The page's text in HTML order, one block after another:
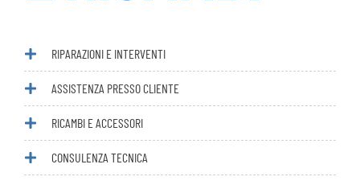
ASSISTENZA PRESSO CLIENTE
RICAMBI E ACCESSORI
CONSULENZA TECNICA